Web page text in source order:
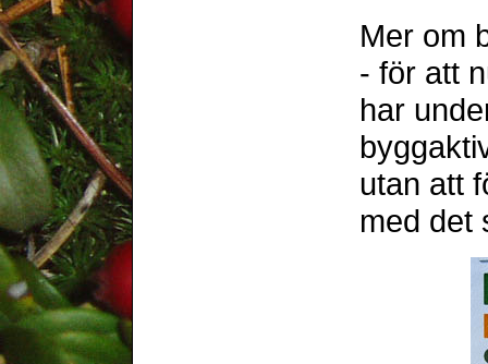
Mer om
- för att
har
utan att
med det